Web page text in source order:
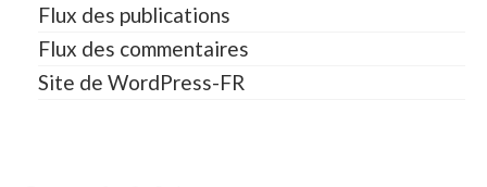
Flux des publications
Flux des commentaires
Site de WordPress-FR